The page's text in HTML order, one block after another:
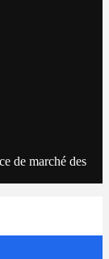
de marché des